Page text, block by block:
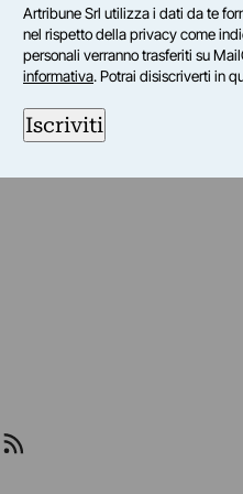
LinkedIn
su Twitch
Seguici su Rss
Artribune Srl utilizza i dati da te
nel rispetto della privacy come
personali verranno trasferiti su
informativa. Potrai disiscriverti in
Iscriviti